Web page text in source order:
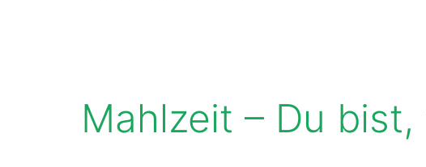
Mahlzeit – Du